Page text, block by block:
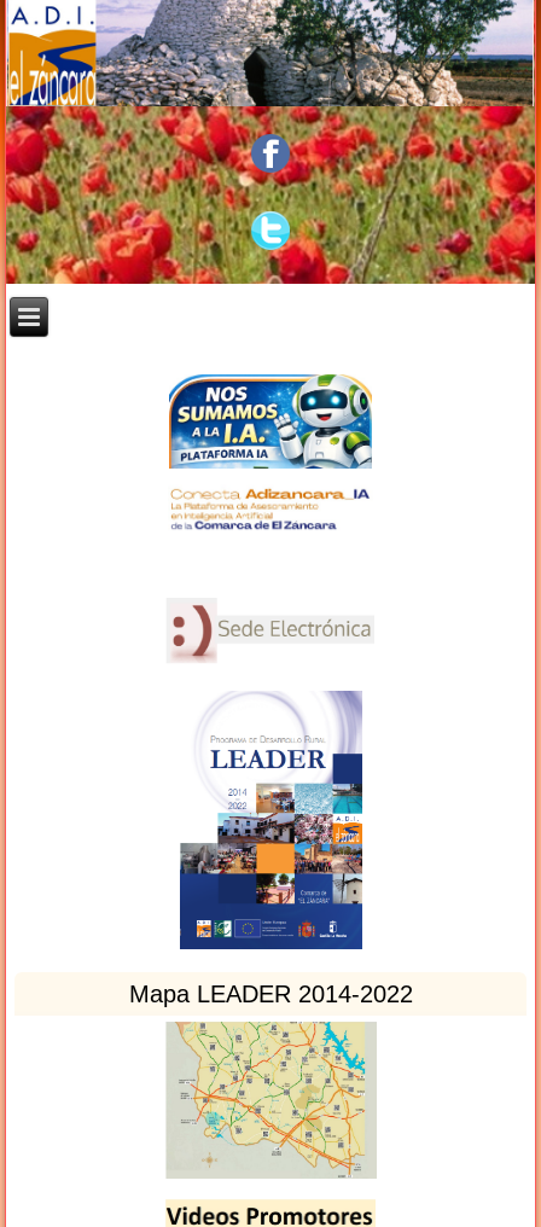
Mapa LEADER 2014-2022